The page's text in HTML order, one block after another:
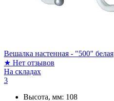
Вешалка настенная - "500" белая
★ Нет отзывов
На складах
3
Высота, мм: 108